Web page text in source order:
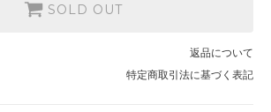
SOLD OUT
返品について
特定商取引法に基づく表記